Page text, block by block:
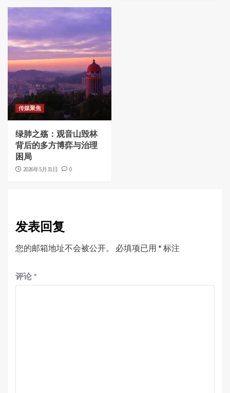
传媒聚焦
绿肺之殇：观音山毁林
背后的多方博弈与治理
困局
2026年5月31日 0
发表回复
您的邮箱地址不会被公开。 必填项已用 * 标注
评论 *